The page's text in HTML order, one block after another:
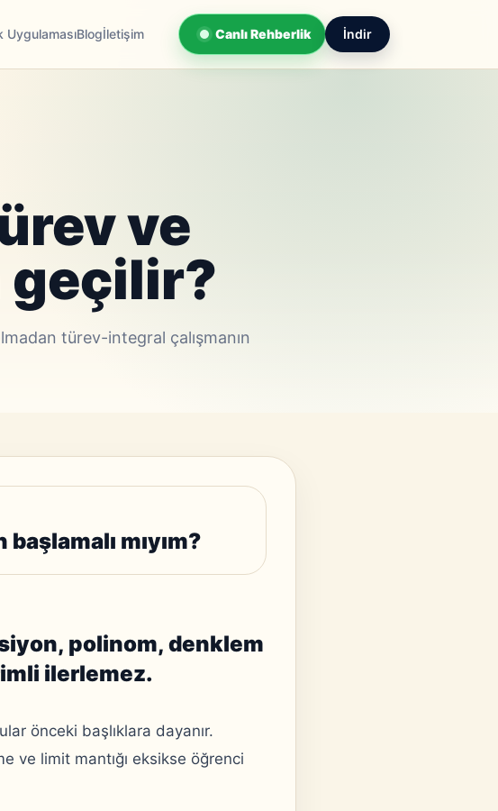
UygulamasıBlogİletişim Canlı Rehberlik İndir
ve
geçilir?
türev-integral çalışmanın
mıyım?
polinom, denklem
ilerlemez.
önceki başlıklara dayanır.
ve limit mantığı eksikse öğrenci